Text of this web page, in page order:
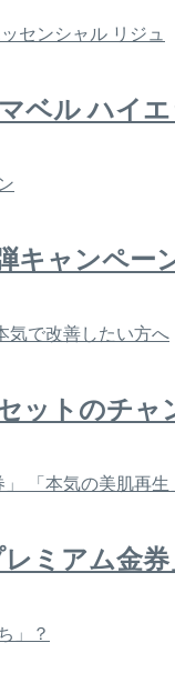
ベル ハイ
キャンペー
ットのチ
レミアム金